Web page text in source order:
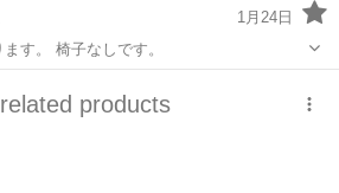
1月24日
ダイニングテーブルになります。 椅子なしです。